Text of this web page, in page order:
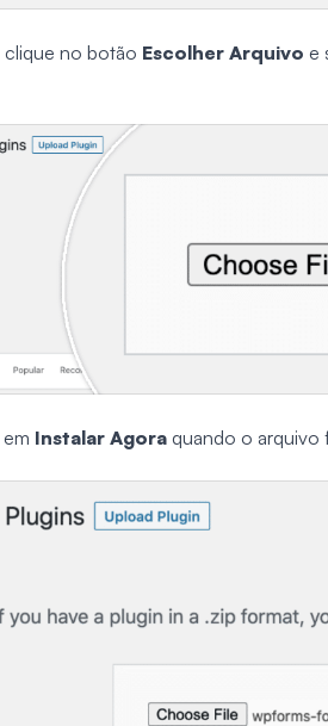
clique no botão Escolher Arquivo e
Instalar Agora quando o arquivo